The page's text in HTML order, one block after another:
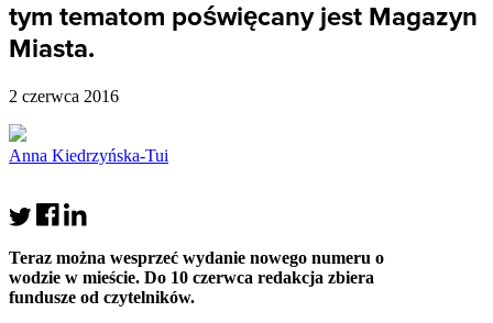
tym tematom poświęcany jest Magazyn
Miasta.
2 czerwca 2016
Anna Kiedrzyńska-Tui
Teraz można wesprzeć wydanie nowego numeru o
wodzie w mieście. Do 10 czerwca redakcja zbiera
fundusze od czytelników.